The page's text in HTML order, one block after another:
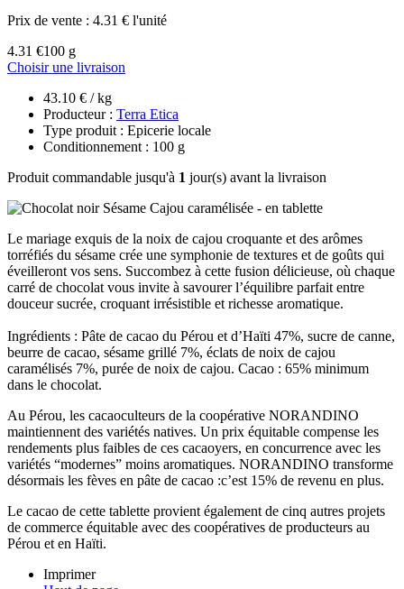
Prix de vente : 4.31 € l'unité
4.31 €100 g
Choisir une livraison
43.10 € / kg
Producteur : Terra Etica
Type produit : Epicerie locale
Conditionnement : 100 g
Produit commandable jusqu'à 1 jour(s) avant la livraison
Le mariage exquis de la noix de cajou croquante et des arômes
torréfiés du sésame crée une symphonie de textures et de goûts qui
éveilleront vos sens. Succombez à cette fusion délicieuse, où chaque
carré de chocolat vous invite à savourer l’équilibre parfait entre
douceur sucrée, croquant irrésistible et richesse aromatique.
Ingrédients : Pâte de cacao du Pérou et d’Haïti 47%, sucre de canne,
beurre de cacao, sésame grillé 7%, éclats de noix de cajou
caramélisés 7%, purée de noix de cajou. Cacao : 65% minimum
dans le chocolat.
Au Pérou, les cacaoculteurs de la coopérative NORANDINO
maintiennent des variétés natives. Un prix équitable compense les
rendements plus faibles de ces cacaoyers, en concurrence avec les
variétés “modernes” moins aromatiques. NORANDINO transforme
désormais les fèves en pâte de cacao :c’est 15% de revenu en plus.
Le cacao de cette tablette provient également de cinq autres projets
de commerce équitable avec des coopératives de producteurs au
Pérou et en Haïti.
Imprimer